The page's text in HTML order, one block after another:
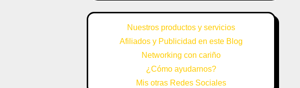
Nuestros productos y servicios
Afiliados y Publicidad en este Blog
Networking con cariño
¿Cómo ayudarnos?
Mis otras Redes Sociales